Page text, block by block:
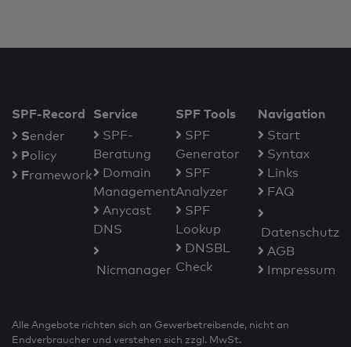
SPF-Record
Sender
Policy
Framework
Service
SPF-
Beratung
Domain
Management
Anycast
DNS
Nicmanager
SPF Tools
SPF
Generator
SPF
Analyzer
SPF
Lookup
DNSBL
Check
Navigation
Start
Syntax
Links
FAQ
Datenschutz
AGB
Impressum
Alle Angebote richten sich an Gewerbetreibende, nicht an
Endverbraucher und verstehen sich zzgl. MwSt.